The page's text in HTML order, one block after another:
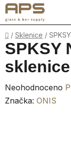
Přejít
na
obsah
Domů
/ Sklenice /
SPKSY
Průměrné
hodnocení
Neohodnoceno
Značka: ONIS